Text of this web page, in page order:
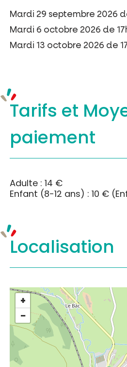
Mardi 29 septembre 2026
Mardi 6 octobre 2026 de
Mardi 13 octobre 2026 de
Tarifs et
paiement
Adulte : 14 €
Enfant (8-12 ans) : 10 €
Localisation
+
−